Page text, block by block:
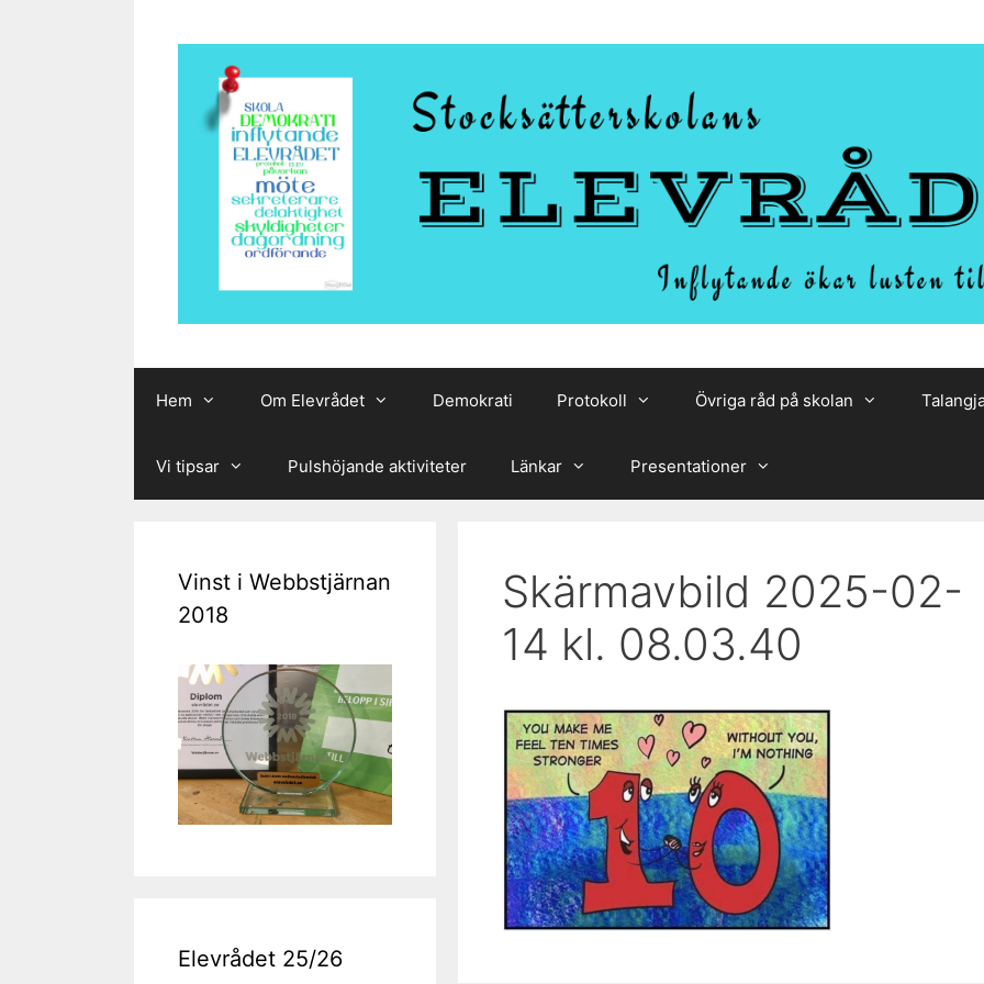
Hem Om Elevrådet Demokrati Protokoll Övriga råd på skolan
Vi tipsar Pulshöjande aktiviteter Länkar Presentationer
Skärmavbild 2025-02-
14 kl. 08.03.40
Vinst i Webbstjärnan
2018
Elevrådet 25/26